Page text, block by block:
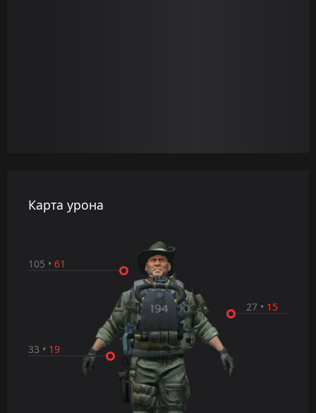
Карта урона
33 • 19
27• 15
105 • 61